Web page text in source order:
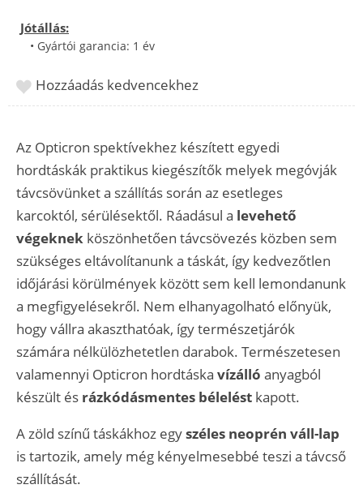
Jótállás:
• Gyártói garancia: 1 év
Hozzáadás kedvencekhez
Az Opticron spektívekhez készített egyedi
hordtáskák praktikus kiegészítők melyek megóvják
távcsövünket a szállítás során az esetleges
karcoktól, sérülésektől. Ráadásul a levehető
végeknek köszönhetően távcsövezés közben sem
szükséges eltávolítanunk a táskát, így kedvezőtlen
időjárási körülmények között sem kell lemondanunk
a megfigyelésekről. Nem elhanyagolható előnyük,
hogy vállra akaszthatóak, így természetjárók
számára nélkülözhetetlen darabok. Természetesen
valamennyi Opticron hordtáska vízálló anyagból
készült és rázkódásmentes bélelést kapott.
A zöld színű táskákhoz egyszéles neoprén váll-lap
is tartozik, amely még kényelmesebbé teszi a távcső
szállítását.